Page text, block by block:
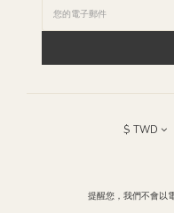
$ TWD
提醒您，我們不會以